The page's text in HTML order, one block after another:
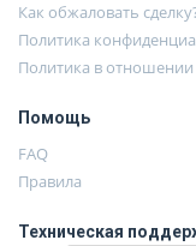
Как обжаловать
Политика
Политика в
Помощь
FAQ
Правила
Техническая